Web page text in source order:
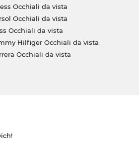
Occhiali da vista
Occhiali da vista
Occhiali da vista
Hilfiger Occhiali da vista
Occhiali da vista